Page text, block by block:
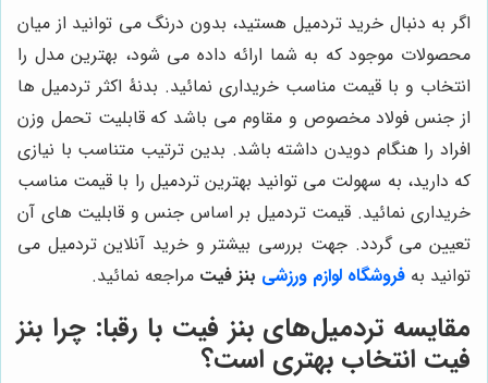
اگر به دنبال خرید تردمیل هستید، بدون درنگ می توانید از میان
محصولات موجود که به شما ارائه داده می شود، بهترین مدل را
انتخاب و با قیمت مناسب خریداری نمائید. بدنۀ اکثر تردمیل ها
از جنس فولاد مخصوص و مقاوم می باشد که قابلیت تحمل وزن
افراد را هنگام دویدن داشته باشد. بدین ترتیب متناسب با نیازی
که دارید، به سهولت می توانید بهترین تردمیل را با قیمت مناسب
خریداری نمائید. قیمت تردمیل بر اساس جنس و قابلیت های آن
تعیین می گردد. جهت بررسی بیشتر و خرید آنلاین تردمیل می
توانید به فروشگاه لوازم ورزشی بنز فیت مراجعه نمائید.
مقایسه تردمیل‌هایبنز فیت با رقبا: چرا بنز
فیت انتخاب بهتری است؟